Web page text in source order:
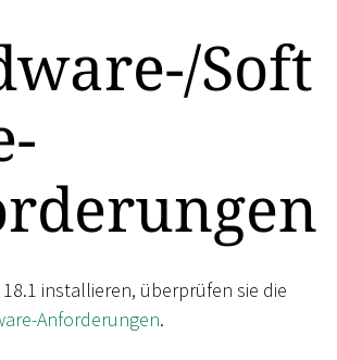
Soft
18.1 installieren, überprüfen sie die
Anforderungen.